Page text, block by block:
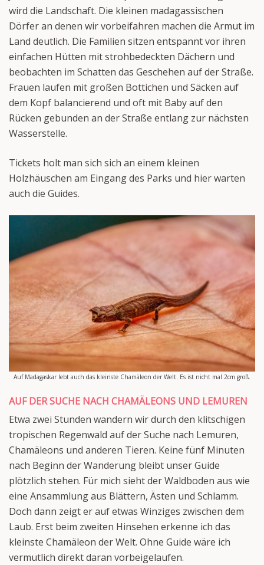
wird die Landschaft. Die kleinen madagassischen
Dörfer an denen wir vorbeifahren machen die Armut im
Land deutlich. Die Familien sitzen entspannt vor ihren
einfachen Hütten mit strohbedeckten Dächern und
beobachten im Schatten das Geschehen auf der Straße.
Frauen laufen mit großen Bottichen und Säcken auf
dem Kopf balancierend und oft mit Baby auf den
Rücken gebunden an der Straße entlang zur nächsten
Wasserstelle.
Tickets holt man sich sich an einem kleinen
Holzhäuschen am Eingang des Parks und hier warten
auch die Guides.
Auf Madagaskar lebt auch das kleinste Chamäleon der Welt. Es ist nicht mal 2cm groß.
AUF DER SUCHE NACH CHAMÄLEONS UND LEMUREN
Etwa zwei Stunden wandern wir durch den klitschigen
tropischen Regenwald auf der Suche nach Lemuren,
Chamäleons und anderen Tieren. Keine fünf Minuten
nach Beginn der Wanderung bleibt unser Guide
plötzlich stehen. Für mich sieht der Waldboden aus wie
eine Ansammlung aus Blättern, Ästen und Schlamm.
Doch dann zeigt er auf etwas Winziges zwischen dem
Laub. Erst beim zweiten Hinsehen erkenne ich das
kleinste Chamäleon der Welt. Ohne Guide wäre ich
vermutlich direkt daran vorbeigelaufen.